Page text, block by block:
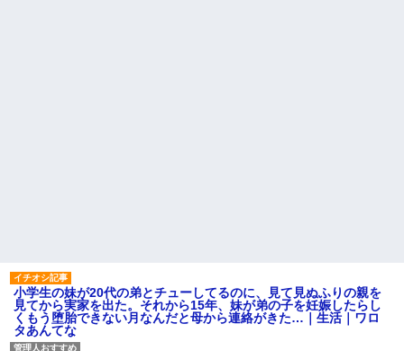
され彼氏が逆切れ。「何クラク
ション鳴らしてんだ！降りてこ
いよ！」と怒鳴りだし...
【衝撃】報酬100万円超の治験
募集がこちらｗｗｗｗｗ(※画像
あり)
主な税金の成り立ちを調べて
みたよ
小学生の妹が20代の弟とチューしてるのに、見て見ぬふりの親を
見てから実家を出た。それから15年、妹が弟の子を妊娠したらし
くもう堕胎できない月なんだと母から連絡がきた…｜生活｜ワロ
タあんてな